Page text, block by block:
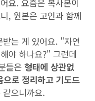
요. 요즘은 복사본이
, 원본은 고인과 함께
는 게 있어요. "자연
야 하나요?" 그런데
들은 형태에 상관없
로 정리하고 기도드
으니까요.